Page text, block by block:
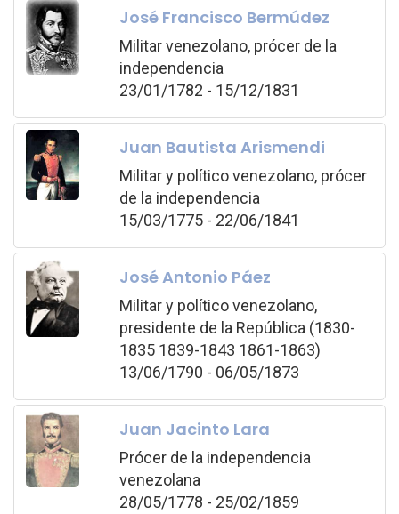
José Francisco Bermúdez
Militar venezolano, prócer de la
independencia
23/01/1782 - 15/12/1831
Juan Bautista Arismendi
Militar y político venezolano, prócer
de la independencia
15/03/1775 - 22/06/1841
José Antonio Páez
Militar y político venezolano,
presidente de la República (1830-
1835 1839-1843 1861-1863)
13/06/1790 - 06/05/1873
Juan Jacinto Lara
Prócer de la independencia
venezolana
28/05/1778 - 25/02/1859